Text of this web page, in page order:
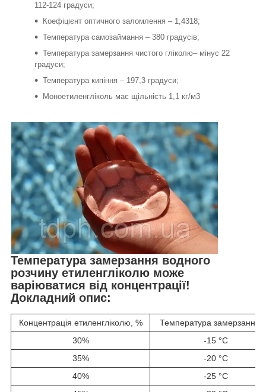
112-124 градуси;
Коефіцієнт оптичного заломлення – 1,4318;
Температура самозаймання – 380 градусів;
Температура замерзання чистого гліколю– мінус 22
градуси;
Температура кипіння – 197,3 градуси;
Моноетиленгліколь має щільність 1,1 кг/м3
Температура замерзання водного
розчину етиленгліколю може
варіюватися від концентрації!
Докладний опис:
Концентрація етиленгліколю, %
Температура замерзання,
30%
-15 °C
35%
-20 °C
40%
-25 °C